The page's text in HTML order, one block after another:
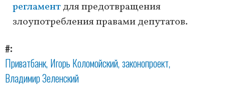
регламентдля предотвращения
злоупотребления правами депутатов.
#
Приватбанк Игорь Коломойский законопроект
Владимир Зеленский